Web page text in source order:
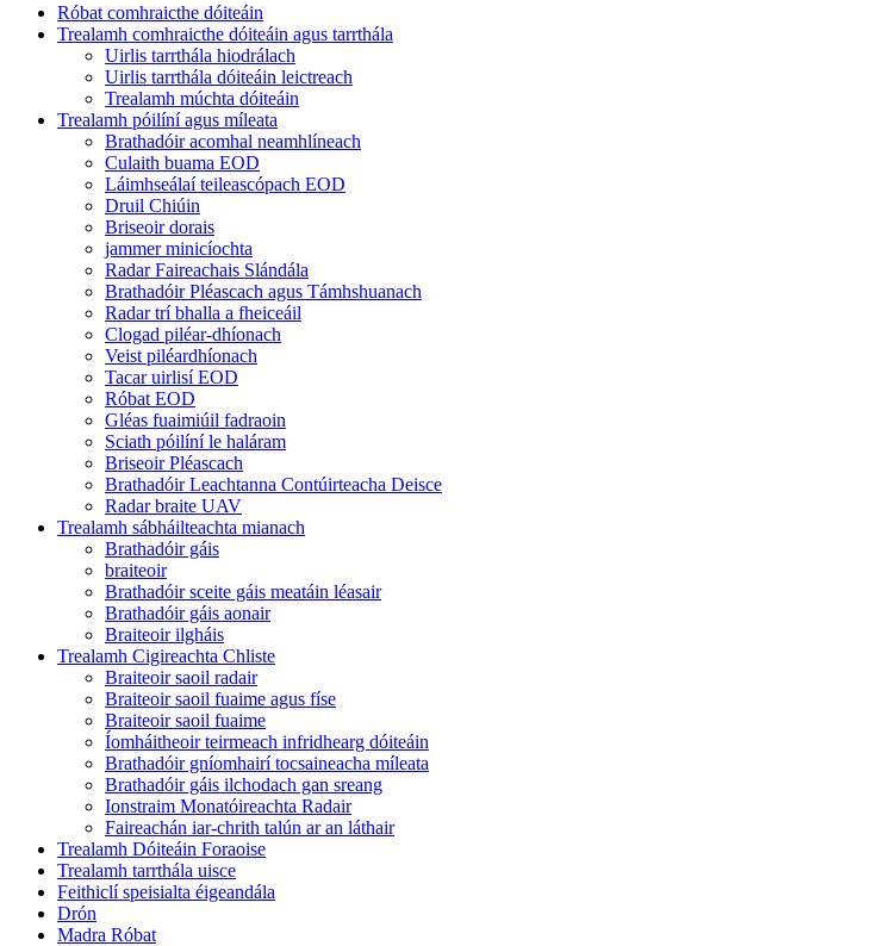
Róbat comhraicthe dóiteáin
Trealamh comhraicthe dóiteáin agus tarrthála
Uirlis tarrthála hiodrálach
Uirlis tarrthála dóiteáin leictreach
Trealamh múchta dóiteáin
Trealamh póilíní agus míleata
Brathadóir acomhal neamhlíneach
Culaith buama EOD
Láimhseálaí teileascópach EOD
Druil Chiúin
Briseoir dorais
jammer minicíochta
Radar Faireachais Slándála
Brathadóir Pléascach agus Támhshuanach
Radar trí bhalla a fheiceáil
Clogad piléar-dhíonach
Veist piléardhíonach
Tacar uirlisí EOD
Róbat EOD
Gléas fuaimiúil fadraoin
Sciath póilíní le haláram
Briseoir Pléascach
Brathadóir Leachtanna Contúirteacha Deisce
Radar braite UAV
Trealamh sábháilteachta mianach
Brathadóir gáis
braiteoir
Brathadóir sceite gáis meatáin léasair
Brathadóir gáis aonair
Braiteoir ilgháis
Trealamh Cigireachta Chliste
Braiteoir saoil radair
Braiteoir saoil fuaime agus físe
Braiteoir saoil fuaime
Íomháitheoir teirmeach infridhearg dóiteáin
Brathadóir gníomhairí tocsaineacha míleata
Brathadóir gáis ilchodach gan sreang
Ionstraim Monatóireachta Radair
Faireachán iar-chrith talún ar an láthair
Trealamh Dóiteáin Foraoise
Trealamh tarrthála uisce
Feithiclí speisialta éigeandála
Drón
Madra Róbat